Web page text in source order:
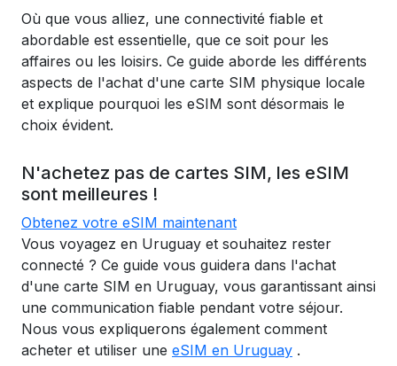
Où que vous alliez, une connectivité fiable et
abordable est essentielle, que ce soit pour les
affaires ou les loisirs. Ce guide aborde les différents
aspects de l'achat d'une carte SIM physique locale
et explique pourquoi les eSIM sont désormais le
choix évident.
N'achetez pas de cartes SIM, les eSIM
sont meilleures !
Obtenez votre eSIM maintenant
Vous voyagez en Uruguay et souhaitez rester
connecté ? Ce guide vous guidera dans l'achat
d'une carte SIM en Uruguay, vous garantissant ainsi
une communication fiable pendant votre séjour.
Nous vous expliquerons également comment
acheter et utiliser une eSIM en Uruguay .